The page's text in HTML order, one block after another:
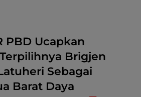
PBD Ucapkan
Brigjen
Sebagai
Barat Daya